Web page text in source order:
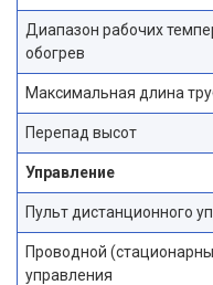
Диапазон рабочих
обогрев
Максимальная длина
Перепад высот
Управление
Пульт дистанционного
Проводной
управления